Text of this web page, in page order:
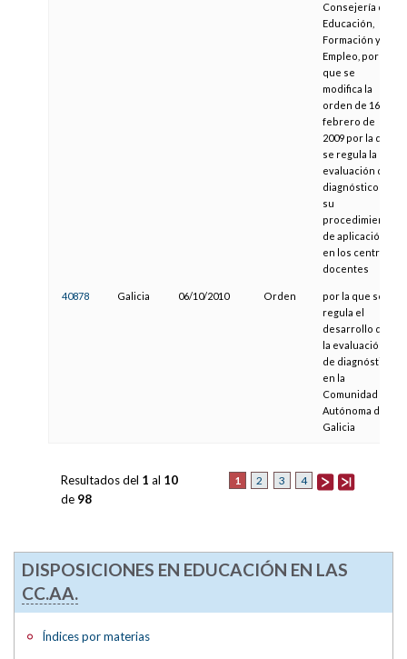
Consejería de
Educación,
Formación y
Empleo, por la
que se
modifica la
orden de 16 de
febrero de
2009 por la que
se regula la
evaluación de
diagnóstico y
su
procedimiento
de aplicación
en los centros
docentes
40878 Galicia 06/10/2010 Orden
por la que se
regula el
desarrollo de
la evaluación
de diagnóstico
en la
Comunidad
Autónoma de
Galicia
1 2 3 4
Resultados del 1 al 10
de 98
DISPOSICIONES EN EDUCACIÓN EN LAS
CC.AA.
Índices por materias